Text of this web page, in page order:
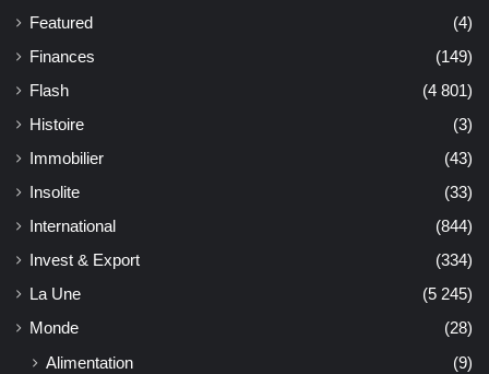
Featured
(4)
Finances
(149)
Flash
(4 801)
Histoire
(3)
Immobilier
(43)
Insolite
(33)
International
(844)
Invest & Export
(334)
La Une
(5 245)
Monde
(28)
Alimentation
(9)